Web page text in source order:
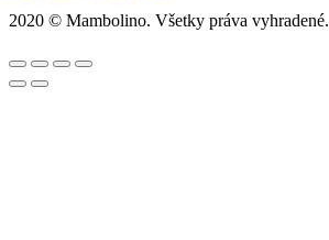
2020 © Mambolino. Všetky práva vyhradené.